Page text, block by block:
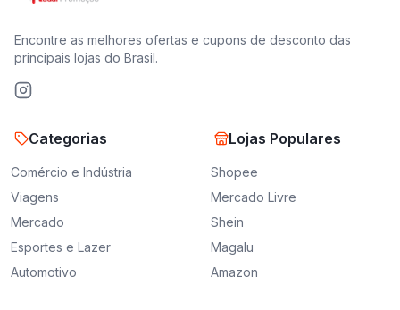
Encontre as melhores ofertas e cupons de desconto das
principais lojas do Brasil.
Categorias
Comércio e Indústria
Viagens
Mercado
Esportes e Lazer
Automotivo
Lojas Populares
Shopee
Mercado Livre
Shein
Magalu
Amazon